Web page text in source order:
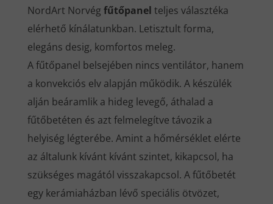
NordArt Norvég fűtőpanel teljes választéka
elérhető kínálatunkban. Letisztult forma,
elegáns desig, komfortos meleg.
A fűtőpanel belsejében nincs ventilátor, hanem
a konvekciós elv alapján működik. A készülék
alján beáramlik a hideg levegő, áthalad a
fűtőbetéten és azt felmelegítve távozik a
helyiség légterébe. Amint a hőmérséklet elérte
az általunk kívánt kívánt szintet, kikapcsol, ha
szükséges magától visszakapcsol. A fűtőbetét
egy kerámiaházban lévő speciális ötvözet,